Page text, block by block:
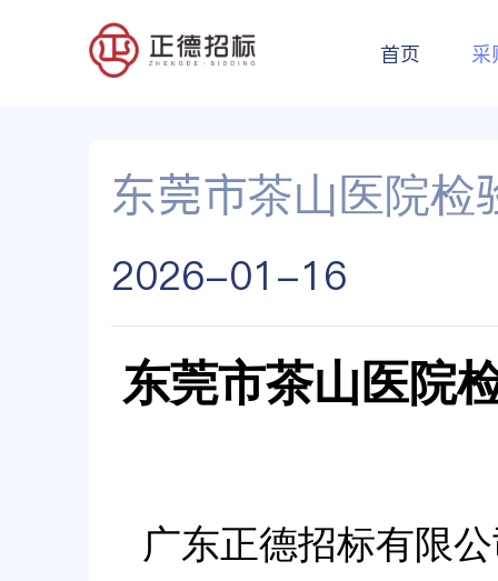
首页 采
东莞市茶山医院
2026-01-16
东莞市茶山医院
广东正德招标有限